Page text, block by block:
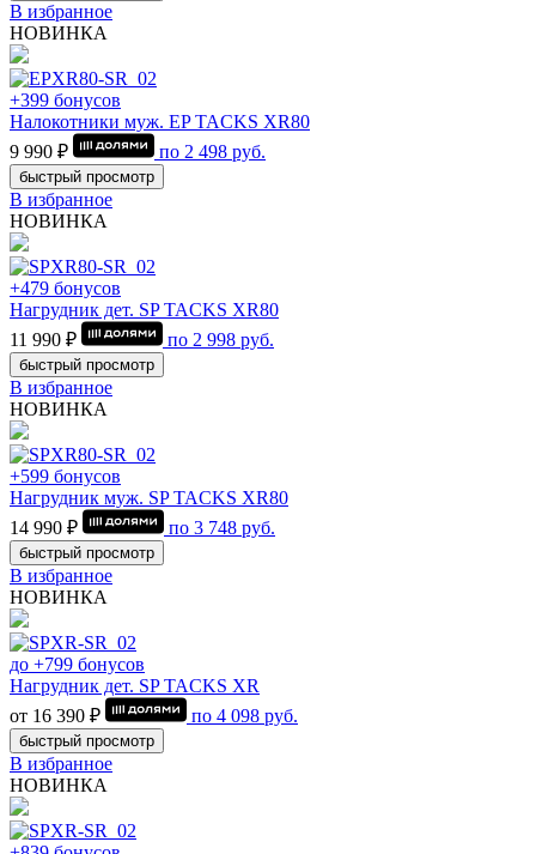
В избранное
НОВИНКА
+399 бонусов
Налокотники муж. EP TACKS XR80
9 990 ₽
по 2 498 руб.
быстрый просмотр
В избранное
НОВИНКА
+479 бонусов
Нагрудник дет. SP TACKS XR80
11 990 ₽
по 2 998 руб.
быстрый просмотр
В избранное
НОВИНКА
+599 бонусов
Нагрудник муж. SP TACKS XR80
14 990 ₽
по 3 748 руб.
быстрый просмотр
В избранное
НОВИНКА
до +799 бонусов
Нагрудник дет. SP TACKS XR
от 16 390 ₽
по 4 098 руб.
быстрый просмотр
В избранное
НОВИНКА